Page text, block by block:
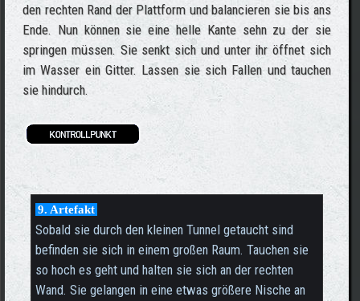
den rechten Rand der Plattform und balancieren sie bis ans
Ende. Nun können sie eine helle Kante sehn zu der sie
springen müssen. Sie senkt sich und unter ihr öffnet sich
im Wasser ein Gitter. Lassen sie sich Fallen und tauchen
sie hindurch.
9. Artefakt
Sobald sie durch den kleinen Tunnel getaucht sind
befinden sie sich in einem großen Raum. Tauchen sie
so hoch es geht und halten sie sich an der rechten
Wand. Sie gelangen in eine etwas größere Nische an